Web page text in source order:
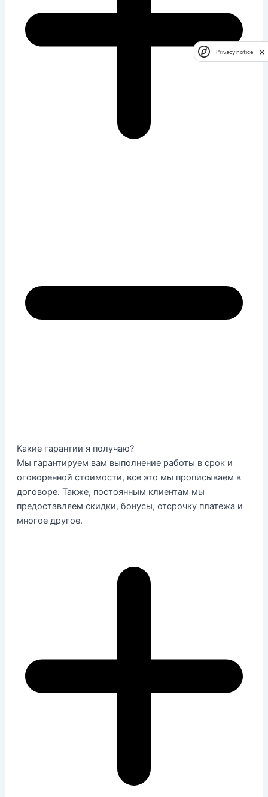
Какие гарантии я получаю?
Мы гарантируем вам выполнение работы в срок и
оговоренной стоимости, все это мы прописываем в
договоре. Также, постоянным клиентам мы
предоставляем скидки, бонусы, отсрочку платежа и
многое другое.
Privacy notice